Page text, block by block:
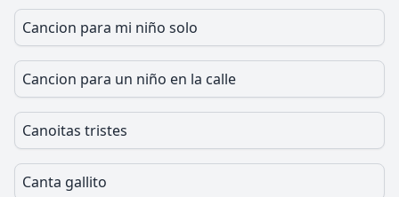
Cancion para mi niño solo
Cancion para un niño en la calle
Canoitas tristes
Canta gallito